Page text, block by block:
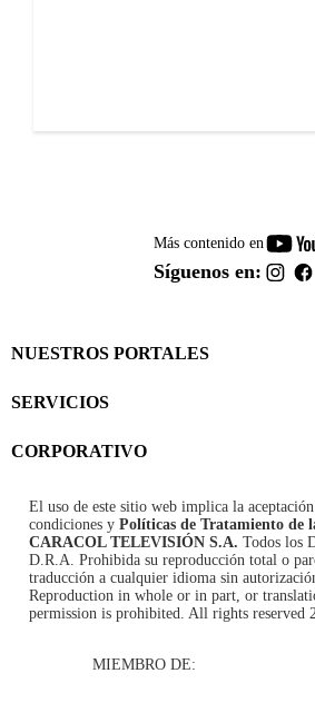
Más contenido en
Síguenos en:
NUESTROS PORTALES
SERVICIOS
CORPORATIVO
El uso de este sitio web implica la
condiciones y Políticas de Tratamiento de
CARACOL TELEVISIÓN S.A. Todos los
D.R.A. Prohibida su reproducción total o
traducción a cualquier idioma sin
Reproduction in whole or in part, or
permission is prohibited. All rights reserved
MIEMBRO DE: